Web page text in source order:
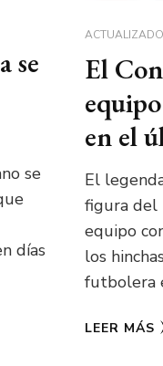
se
se
días
El
en el
El
figura del
equipo
los
futbolera
LEER MÁS